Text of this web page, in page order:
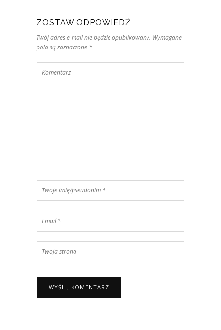
ZOSTAW ODPOWIEDŹ
Twój adres e-mail nie będzie opublikowany. Wymagane
pola są zaznaczone *